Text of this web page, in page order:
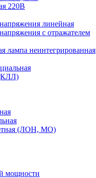
220В
линейная
с отражателем
лампа неинтегрированная
(ЛОН, МО)
мощности